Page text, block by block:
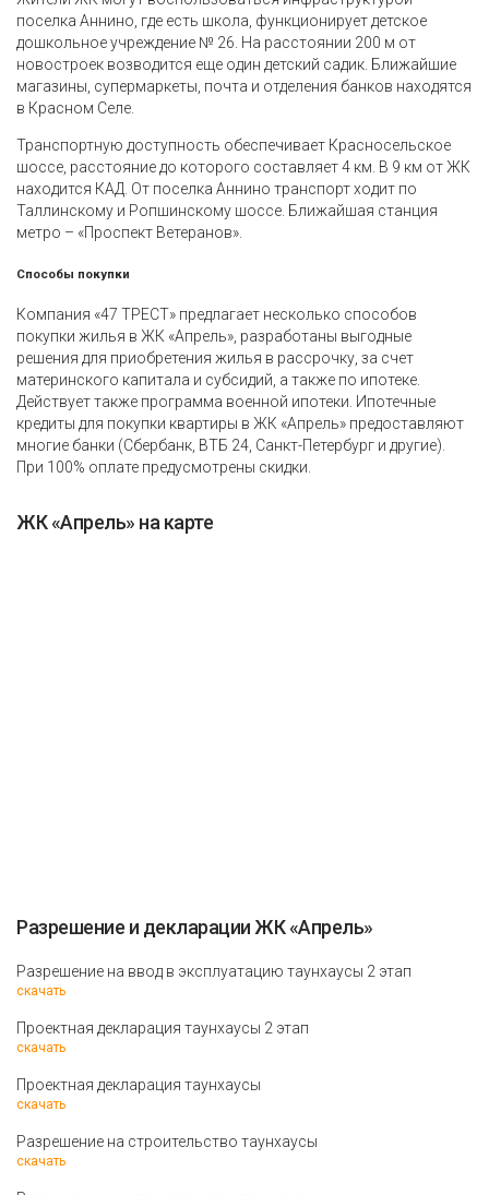
поселка Аннино, где есть школа, функционирует детское
дошкольное учреждение № 26. На расстоянии 200 м от
новостроек возводится еще один детский садик. Ближайшие
магазины, супермаркеты, почта и отделения банков находятся
в Красном Селе.
Транспортную доступность обеспечивает Красносельское
шоссе, расстояние до которого составляет 4 км. В 9 км от ЖК
находится КАД. От поселка Аннино транспорт ходит по
Таллинскому и Ропшинскому шоссе. Ближайшая станция
метро – «Проспект Ветеранов».
Способы покупки
Компания «47 ТРЕСТ» предлагает несколько способов
покупки жилья в ЖК «Апрель», разработаны выгодные
решения для приобретения жилья в рассрочку, за счет
материнского капитала и субсидий, а также по ипотеке.
Действует также программа военной ипотеки. Ипотечные
кредиты для покупки квартиры в ЖК «Апрель» предоставляют
многие банки (Сбербанк, ВТБ 24, Санкт-Петербург и другие).
При 100% оплате предусмотрены скидки.
ЖК «Апрель» на карте
Разрешение и декларации ЖК «Апрель»
Разрешение на ввод в эксплуатацию таунхаусы 2 этап
скачать
Проектная декларация таунхаусы 2 этап
скачать
Проектная декларация таунхаусы
скачать
Разрешение на строительство таунхаусы
скачать